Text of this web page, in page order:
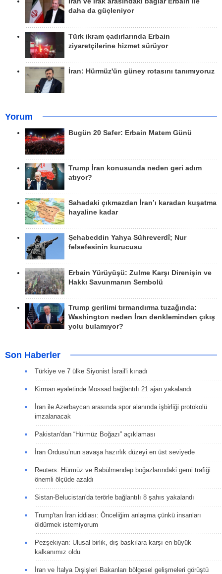
daha da güçleniyor
Türk ikram çadırlarında Erbain
ziyaretçilerine hizmet sürüyor
İran: Hürmüz'ün güney rotasını tanımıyoruz
Yorum
Bugün 20 Safer: Erbain Matem Günü
Trump İran konusunda neden geri adım
atıyor?
Sahadaki çıkmazdan İran’ı karadan kuşatma
hayaline kadar
Şehabeddin Yahya Sühreverdî; Nur
felsefesinin kurucusu
Erbain Yürüyüşü: Zulme Karşı Direnişin ve
Hakkı Savunmanın Sembolü
Trump gerilimi tırmandırma tuzağında:
Washington neden İran denkleminden çıkış
yolu bulamıyor?
Son Haberler
Türkiye ve 7 ülke Siyonist İsrail'i kınadı
Kirman eyaletinde Mossad bağlantılı 21 ajan yakalandı
İran ile Azerbaycan arasında spor alanında işbirliği protokolü
imzalanacak
Pakistan'dan “Hürmüz Boğazı” açıklaması
İran Ordusu’nun savaşa hazırlık düzeyi en üst seviyede
Reuters: Hürmüz ve Babülmendep boğazlarındaki gemi trafiği
önemli ölçüde azaldı
Sistan-Belucistan'da terörle bağlantılı 8 şahıs yakalandı
Trump'tan İran iddiası: Önceliğim anlaşma çünkü insanları
öldürmek istemiyorum
Pezşekiyan: Ulusal birlik, dış baskılara karşı en büyük
kalkanımız oldu
İran ve İtalya Dışişleri Bakanları bölgesel gelişmeleri görüştü